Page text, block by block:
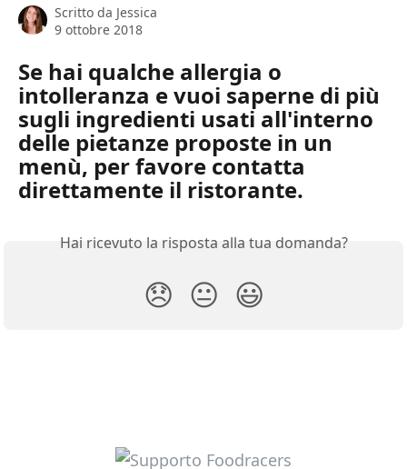
Scritto da Jessica
9 ottobre 2018
Se hai qualche allergia o
intolleranza e vuoi saperne di più
sugli ingredienti usati all'interno
delle pietanze proposte in un
menù, per favore contatta
direttamente il ristorante.
Hai ricevuto la risposta alla tua domanda?
😞 😐 😃